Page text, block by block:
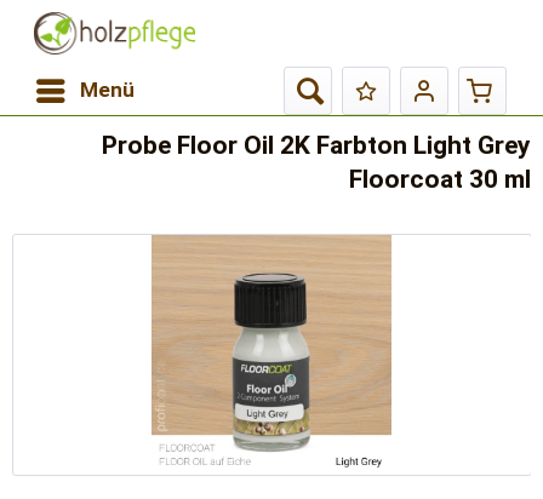
Menü
Probe Floor Oil 2K Farbton Light Grey
Floorcoat 30 ml